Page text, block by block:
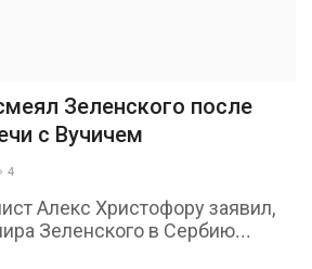
Зеленского после
с Вучичем
4
Алекс Христофору заявил,
Зеленского в Сербию...